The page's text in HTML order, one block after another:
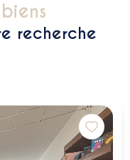
recherche